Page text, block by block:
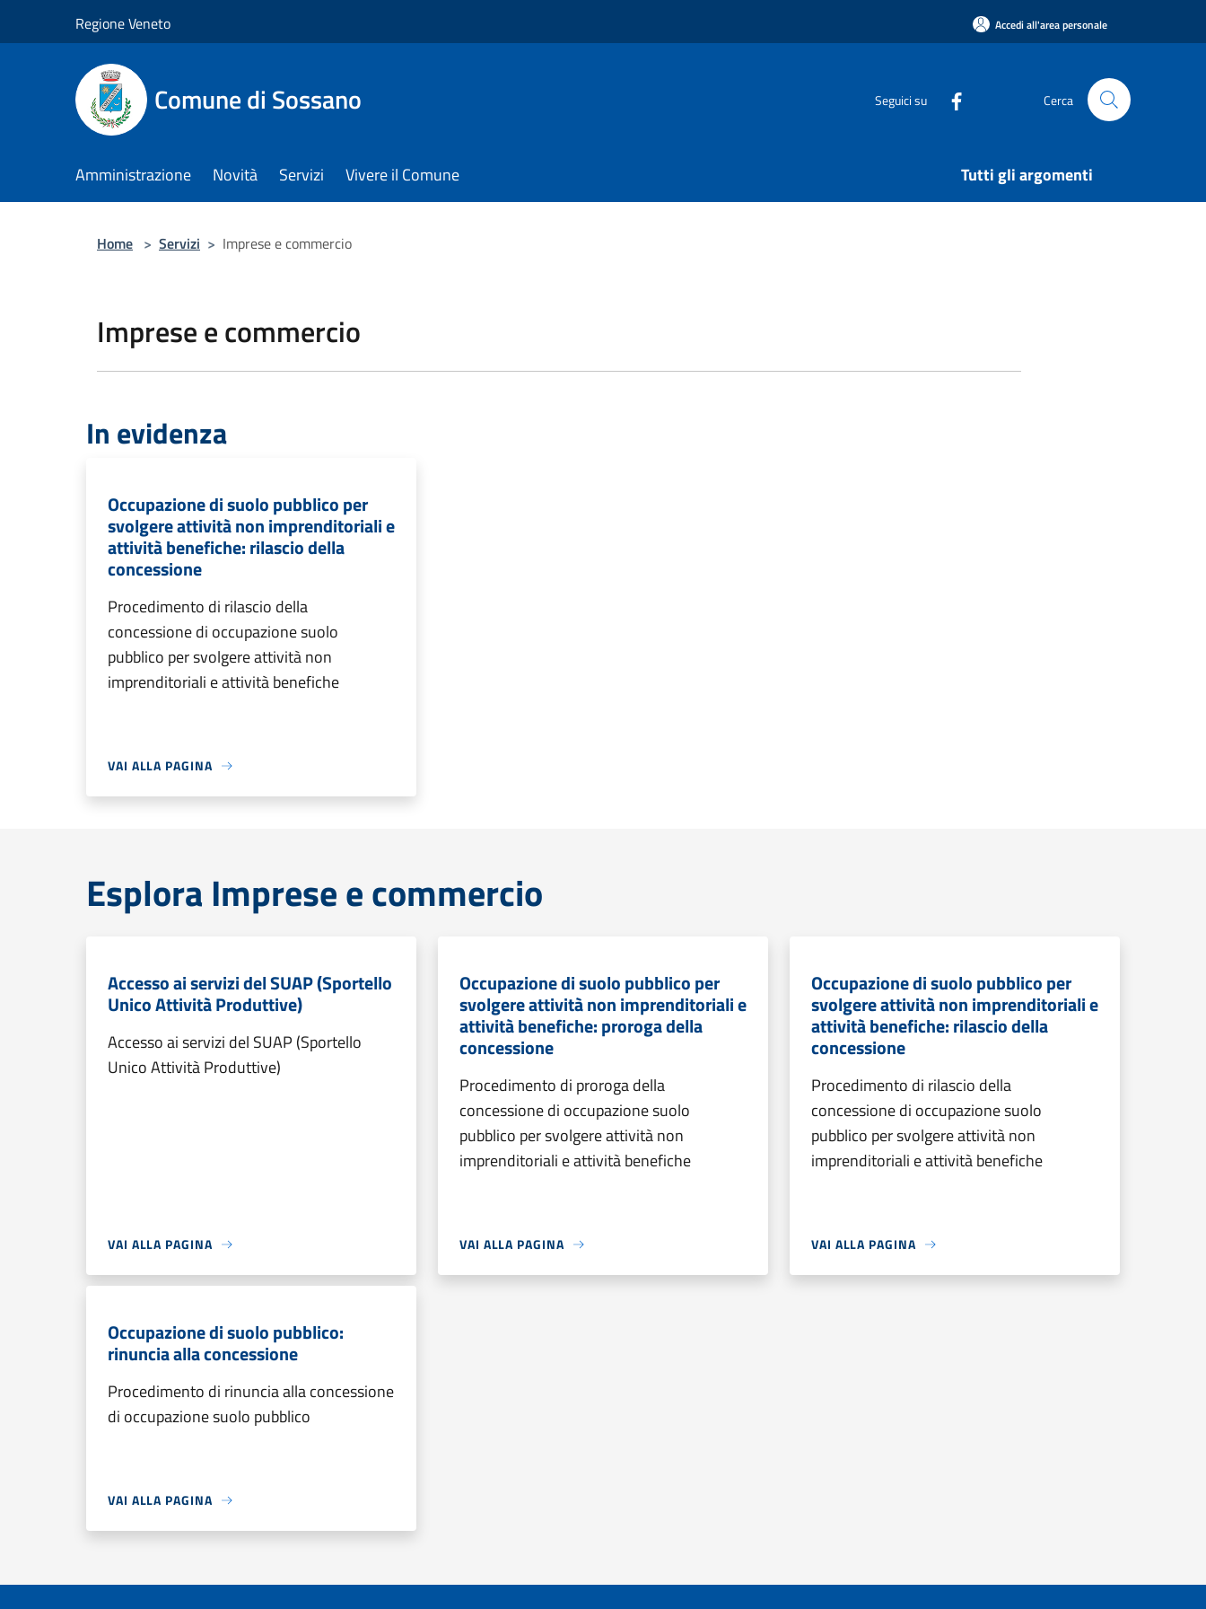
Regione Veneto Accedi all'area personale
Comune di Sossano Seguici su Cerca
Amministrazione Novità Servizi Vivere il Comune Tutti gli argomenti
Home > Servizi > Imprese e commercio
Imprese e commercio
In evidenza
Occupazione di suolo pubblico per
svolgere attività non imprenditoriali e
attività benefiche: rilascio della
concessione
Procedimento di rilascio della
concessione di occupazione suolo
pubblico per svolgere attività non
imprenditoriali e attività benefiche
VAI ALLA PAGINA
Esplora Imprese e commercio
Accesso ai servizi del SUAP (Sportello
Unico Attività Produttive)
Accesso ai servizi del SUAP (Sportello
Unico Attività Produttive)
VAI ALLA PAGINA
Occupazione di suolo pubblico per
svolgere attività non imprenditoriali e
attività benefiche: proroga della
concessione
Procedimento di proroga della
concessione di occupazione suolo
pubblico per svolgere attività non
imprenditoriali e attività benefiche
VAI ALLA PAGINA
Occupazione di suolo pubblico per
svolgere attività non imprenditoriali e
attività benefiche: rilascio della
concessione
Procedimento di rilascio della
concessione di occupazione suolo
pubblico per svolgere attività non
imprenditoriali e attività benefiche
VAI ALLA PAGINA
Occupazione di suolo pubblico:
rinuncia alla concessione
Procedimento di rinuncia alla concessione
di occupazione suolo pubblico
VAI ALLA PAGINA